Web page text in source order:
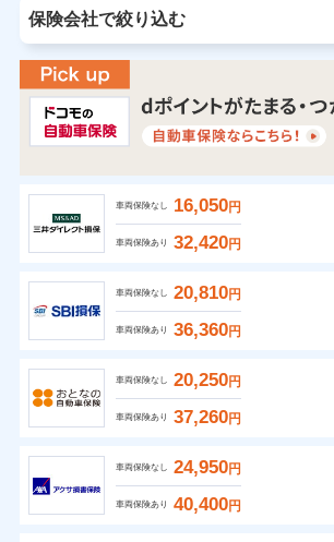
保険会社で絞り込む
車両保険なし 16,050円
車両保険あり 32,420円
車両保険なし 20,810円
車両保険あり 36,360円
車両保険なし 20,250円
車両保険あり 37,260円
車両保険なし 24,950円
車両保険あり 40,400円